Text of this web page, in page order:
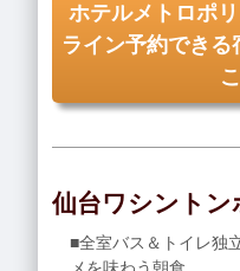
ホテルメトロポ
ライン予約でき
仙台ワシントン
■全室バス＆トイレ独